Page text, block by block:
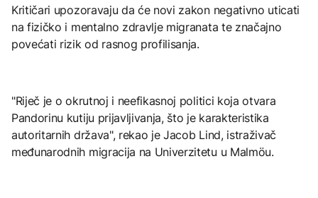
Kritičari upozoravaju da će novi zakon negativno uticati
na fizičko i mentalno zdravlje migranata te značajno
povećati rizik od rasnog profilisanja.
"Riječ je o okrutnoj i neefikasnoj politici koja otvara
Pandorinu kutiju prijavljivanja, što je karakteristika
autoritarnih država", rekao je Jacob Lind, istraživač
međunarodnih migracija na Univerzitetu u Malmöu.